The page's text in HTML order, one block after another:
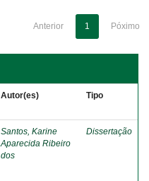
Anterior 1 Póximo
Autor(es) Tipo
Santos, Karine
Aparecida Ribeiro
dos
Dissertação